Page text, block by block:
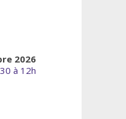
2026
à 12h